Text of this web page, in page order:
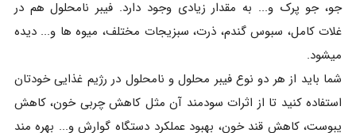
جو، جو پرک و... به مقدار زیادی وجود دارد. فیبر نامحلول هم در
غلات کامل، سبوس گندم، ذرت، سبزیجات مختلف، میوه ها و... دیده
میشود.
شما باید از هر دو نوع فیبر محلول و نامحلول در رژیم غذایی خودتان
استفاده کنید تا از اثرات سودمند آن مثل کاهش چربی خون، کاهش
یبوست، کاهش قند خون، بهبود عملکرد دستگاه گوارش و... بهره مند